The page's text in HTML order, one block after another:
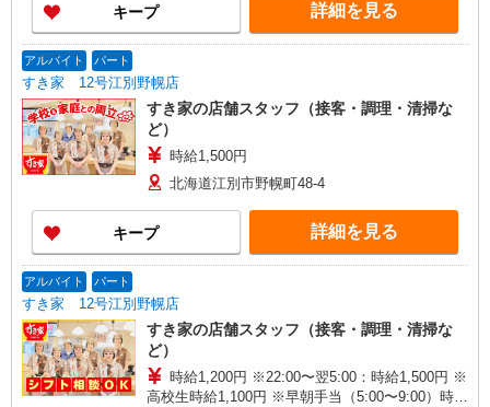
キープ 詳細を見る
アルバイト パート
すき家 12号江別野幌店
すき家の店舗スタッフ（接客・調理・清掃な
ど）
時給1,500円
北海道江別市野幌町48-4
キープ 詳細を見る
アルバイト パート
すき家 12号江別野幌店
すき家の店舗スタッフ（接客・調理・清掃な
ど）
時給1,200円 ※22:00〜翌5:00：時給1,500円 ※
高校生時給1,100円 ※早朝手当（5:00〜9:00）時給